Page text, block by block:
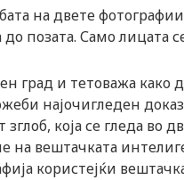
на двете
до позата. Само лицата
град и тетоважа како
најочигледен доказ
зглоб, која се гледа во
на вештачката
користејќи